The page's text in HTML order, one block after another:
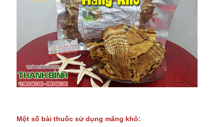
Một số bài thuốc sử dụng măng khô: